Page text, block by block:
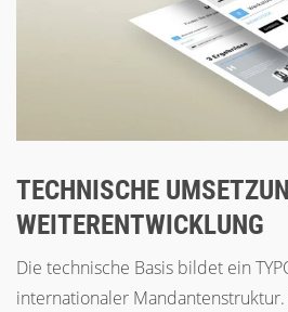
TECHNISCHE
WEITERENTWICKLUNG
Die technische Basis bildet ein
internationaler